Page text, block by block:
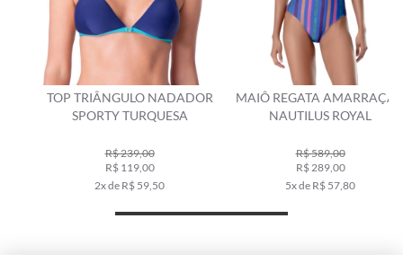
TOP TRIÂNGULO NADADOR
SPORTY TURQUESA
R$ 239,00
R$ 119,00
2x de R$ 59,50
MAIÔ REGATA AMARRAÇÃO
NAUTILUS ROYAL
R$ 589,00
R$ 289,00
5x de R$ 57,80